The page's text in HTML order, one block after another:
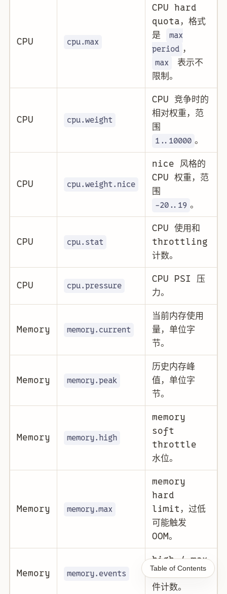
CPU cpu.max
CPU hard
quota，格式
是
max
period ，
max
表示不
限制。
CPU cpu.weight
CPU 竞争时的
相对权重，范
围
1..10000 。
CPU cpu.weight.nice
nice 风格的
CPU 权重，范
围
-20..19 。
CPU cpu.stat
CPU 使用和
throttling
计数。
CPU cpu.pressure
CPU PSI 压
力。
Memory memory.current
当前内存使用
量，单位字
节。
Memory memory.peak
历史内存峰
值，单位字
节。
Memory memory.high
memory
soft
throttle
水位。
Memory memory.max
memory
hard
limit，过低
可能触发
OOM。
Memory memory.events
high / max
/ OOM 等事
件计数。
Table of Contents